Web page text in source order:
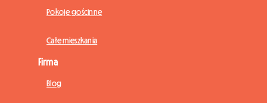
Pokoje gościnne
Całe mieszkania
Firma
Blog